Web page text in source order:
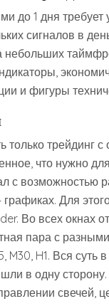
до 1 дня требует
сигналов в
небольших
и фигуры
трейдинг с
что нужно
с возможностью
Для
Во всех окнах
пара с
M30, H1. Вся суть
в одну
свечей,